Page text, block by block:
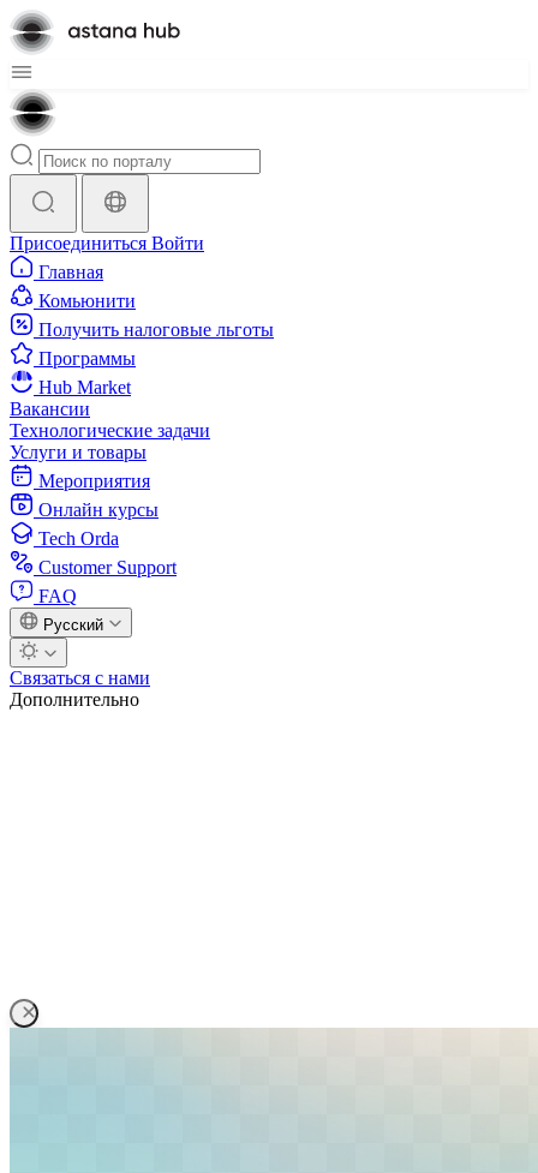
Присоединиться Войти
Главная
Комьюнити
Получить налоговые льготы
Программы
Hub Market
Вакансии
Технологические задачи
Услуги и товары
Мероприятия
Онлайн курсы
Tech Orda
Customer Support
FAQ
Русский
Связаться с нами
Дополнительно